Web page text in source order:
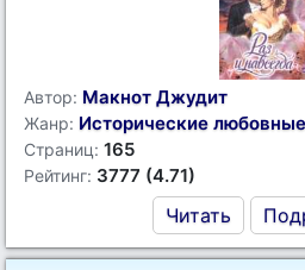
Автор: Макнот Джудит
Жанр: Исторические
Страниц: 165
Рейтинг: 3777 (4.71)
Читать